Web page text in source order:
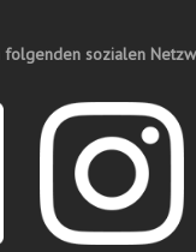
folgenden sozialen